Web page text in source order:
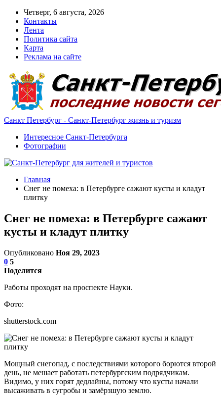
Четверг, 6 августа, 2026
Контакты
Лента
Политика сайта
Карта
Реклама на сайте
Санкт Петербург - Санкт-Петербург жизнь и туризм
Интересное Санкт-Петербурга
Фотографии
Главная
Снег не помеха: в Петербурге сажают кусты и кладут
плитку
Снег не помеха: в Петербурге сажают
кусты и кладут плитку
Опубликовано Ноя 29, 2023
0 5
Поделится
Работы проходят на проспекте Науки.
Фото:
shutterstock.com
Мощный снегопад, с последствиями которого борются второй
день, не мешает работать петербургским подрядчикам.
Видимо, у них горят дедлайны, потому что кусты начали
высаживать в сугробы и замёрзшую землю.